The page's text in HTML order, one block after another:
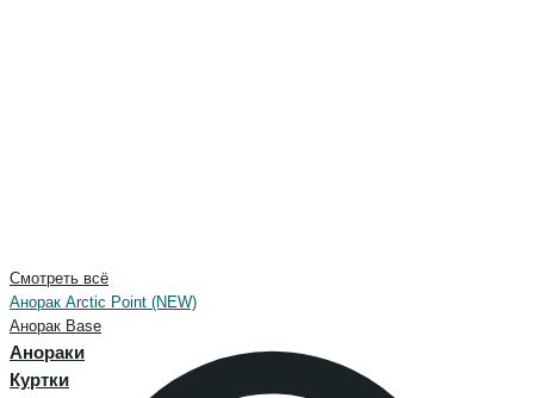
Смотреть всё
Анорак Arctic Point (NEW)
Анорак Base
Анораки
Куртки